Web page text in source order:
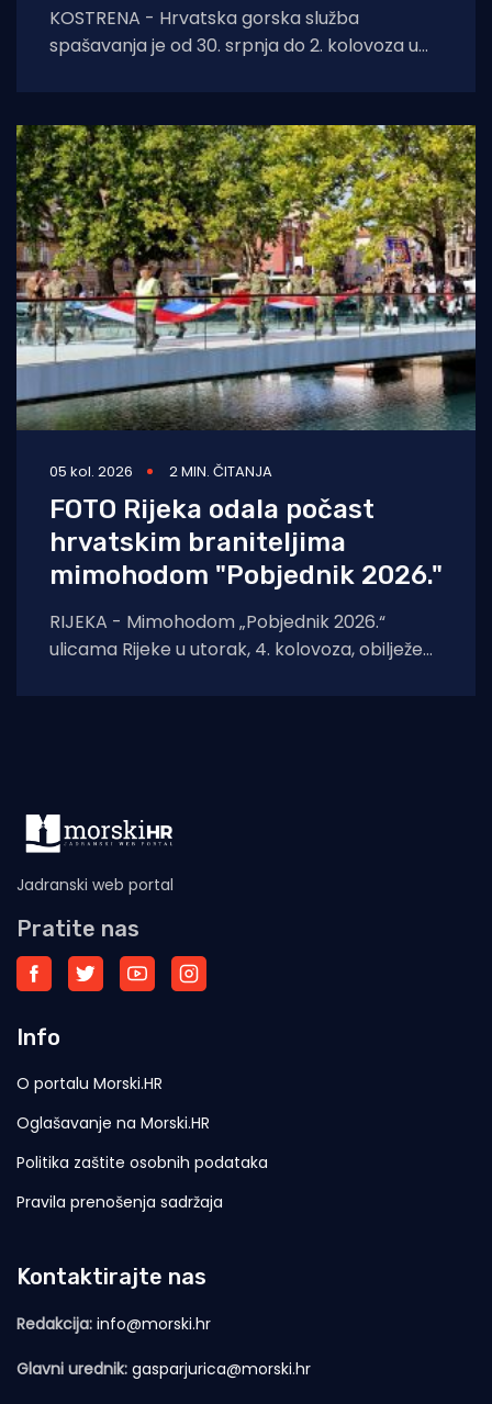
KOSTRENA - Hrvatska gorska služba
spašavanja je od 30. srpnja do 2. kolovoza u
05 kol. 2026 2 MIN. ČITANJA
FOTO Rijeka odala počast
hrvatskim braniteljima
mimohodom "Pobjednik 2026."
RIJEKA - Mimohodom „Pobjednik 2026.“
ulicama Rijeke u utorak, 4. kolovoza, obilježeni
Jadranski web portal
Pratite nas
Info
O portalu Morski.HR
Oglašavanje na Morski.HR
Politika zaštite osobnih podataka
Pravila prenošenja sadržaja
Kontaktirajte nas
Redakcija: info@morski.hr
Glavni urednik: gasparjurica@morski.hr